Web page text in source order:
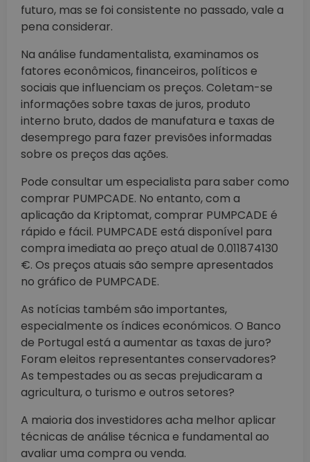
futuro, mas se foi consistente no passado, vale a
pena considerar.
Na análise fundamentalista, examinamos os
fatores econômicos, financeiros, políticos e
sociais que influenciam os preços. Coletam-se
informações sobre taxas de juros, produto
interno bruto, dados de manufatura e taxas de
desemprego para fazer previsões informadas
sobre os preços das ações.
Pode consultar um especialista para saber como
comprar PUMPCADE. No entanto, com a
aplicação da Kriptomat, comprar PUMPCADE é
rápido e fácil. PUMPCADE está disponível para
compra imediata ao preço atual de 0.011874130
€. Os preços atuais são sempre apresentados
no gráfico de PUMPCADE.
As notícias também são importantes,
especialmente os índices económicos. O Banco
de Portugal está a aumentar as taxas de juro?
Foram eleitos representantes conservadores?
As tempestades ou as secas prejudicaram a
agricultura, o turismo e outros setores?
A maioria dos investidores acha melhor aplicar
técnicas de análise técnica e fundamental ao
avaliar uma compra ou venda.